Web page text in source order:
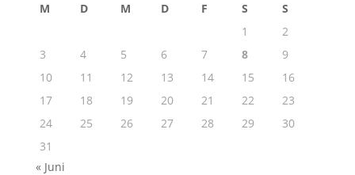
M D M D F S
S
1
2
3
4 5 6 7 8
9
10
11 12 13 14 15
16
17
18 19 20 21 22
23
24
25 26 27 28 29
30
31
« Juni